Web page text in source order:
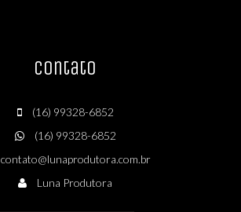
Contato
(16) 99328-6852
(16) 99328-6852
contato@lunaprodutora.com.br
Luna Produtora